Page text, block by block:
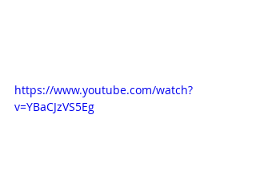
https://www.youtube.com/watch?
v=YBaCJzVS5Eg